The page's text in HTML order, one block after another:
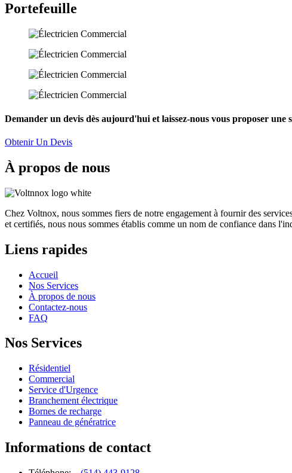
Portefeuille
Demander un devis dès aujourd'hui et laissez-nous vous proposer une
Obtenir Un Devis
À propos de nous
Chez Voltnox, nous sommes fiers de notre engagement à fournir des
et certifiés, nous nous sommes établis comme un nom de confiance dans
Liens rapides
Accueil
Nos Services
À propos de nous
Contactez-nous
FAQ
Nos Services
Résidentiel
Commercial
Service d'Urgence
Branchement électrique
Bornes de recharge
Panneau de génératrice
Informations de contact